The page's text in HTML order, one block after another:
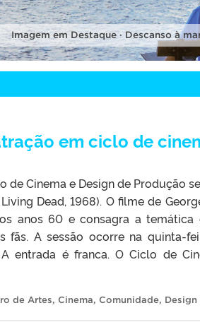
Imagem em Destaque · Descanso à
em ciclo de
de Cinema e Design de Produção
Dead, 1968). O filme de
anos 60 e consagra a temática
A sessão ocorre na quinta-
entrada é franca. O Ciclo de
de Artes, Cinema, Comunidade, Design